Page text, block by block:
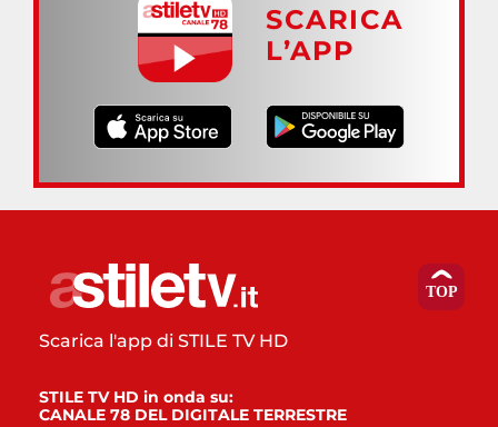
SCARICA
L’APP
Scarica l'app di STILE TV HD
STILE TV HD in onda su:
CANALE 78 DEL DIGITALE TERRESTRE